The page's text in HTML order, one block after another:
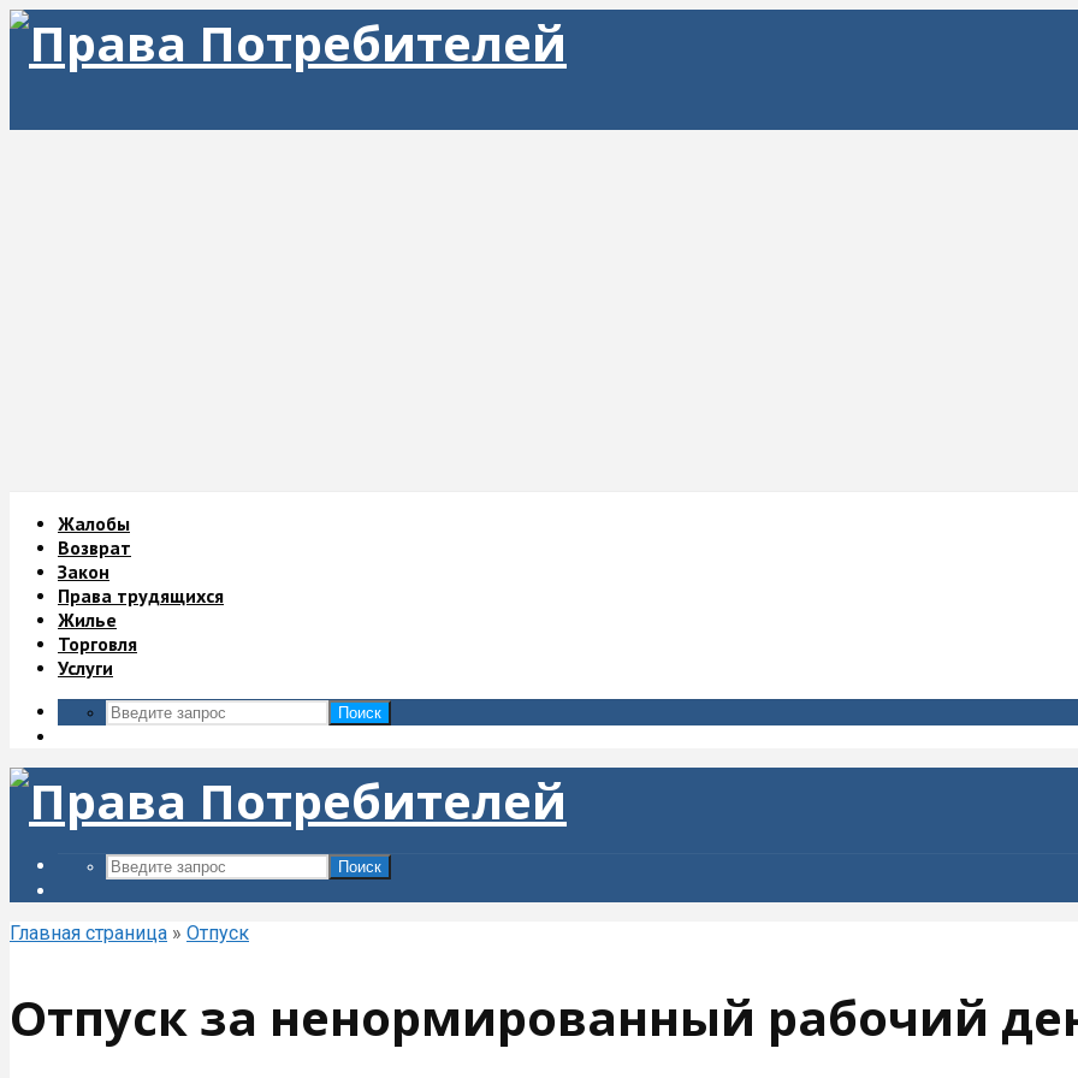
Жалобы
Возврат
Закон
Права трудящихся
Жилье
Торговля
Услуги
Поиск
Поиск
Главная страница » Отпуск
Отпуск за ненормированный рабочий